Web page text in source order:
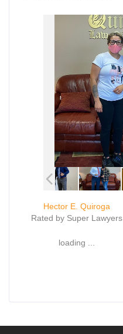
Hector E. Quiroga
Rated by Super Lawyers
loading ...